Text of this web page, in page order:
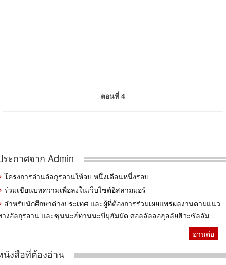
ตอนที่ 4
ระกาศจาก Admin
โครงการอ่านอัลกุรอานให้จบ หนึ่งเดือนหนึ่งรอบ
ร่วมเขียนบทความเพื่อลงในเว็บไซต์อิสลามมอร์
สำหรับนักศึกษาต่างประเทศ และผู้ที่ต้องการร่วมเผยแพร่ผลงานตามแนว
างอัลกุรอาน และซุนนะฮ์ท่านนะบีมุฮัมมัด ศอลลัลลอฮุอลัยฮิวะซัลลัม
อ่านต่อ
นังสือที่ต้องอ่าน